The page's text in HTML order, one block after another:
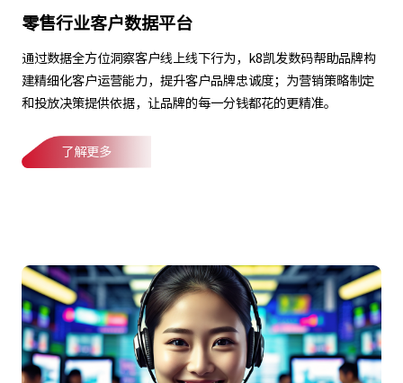
零售行业客户数据平台
通过数据全方位洞察客户线上线下行为，k8凯发数码帮助品牌构
建精细化客户运营能力，提升客户品牌忠诚度；为营销策略制定
和投放决策提供依据，让品牌的每一分钱都花的更精准。
了解更多